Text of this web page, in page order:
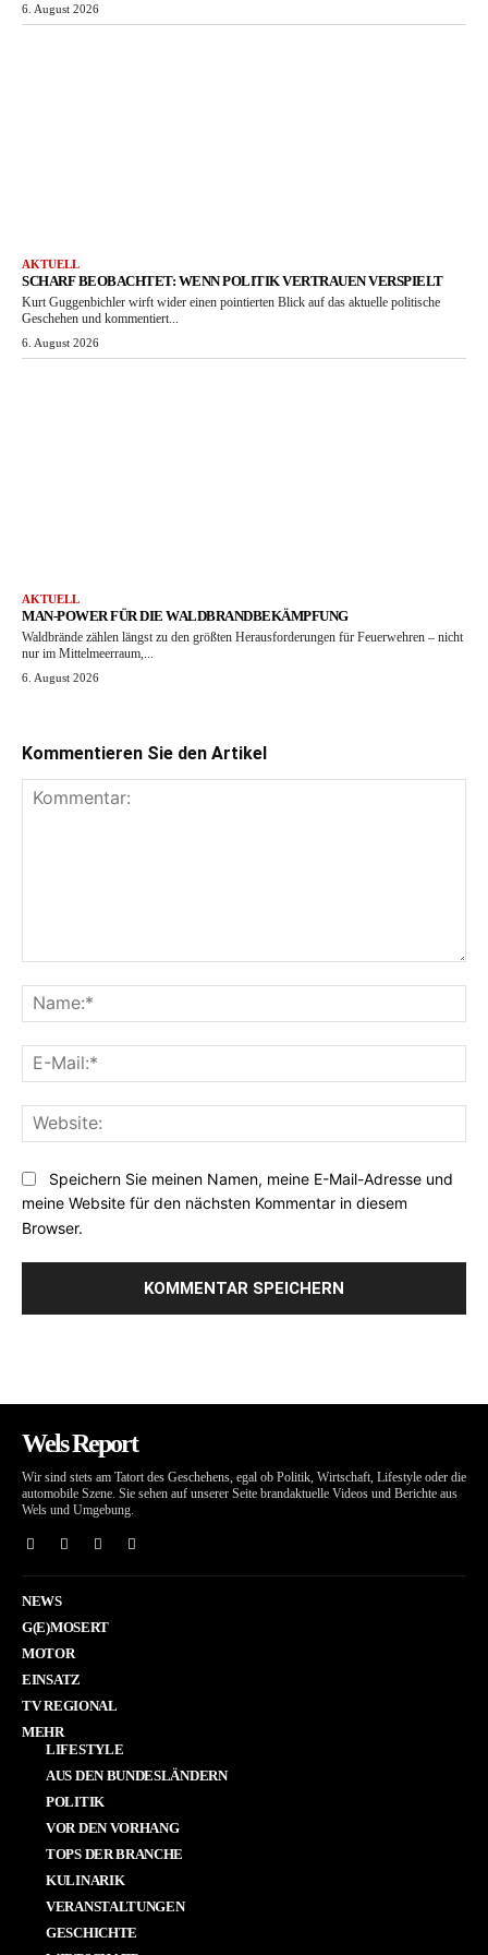
6. August 2026
AKTUELL
SCHARF BEOBACHTET: WENN POLITIK VERTRAUEN VERSPIELT
Kurt Guggenbichler wirft wider einen pointierten Blick auf das aktuelle politische
Geschehen und kommentiert...
6. August 2026
AKTUELL
MAN-POWER FÜR DIE WALDBRANDBEKÄMPFUNG
Waldbrände zählen längst zu den größten Herausforderungen für Feuerwehren – nicht
nur im Mittelmeerraum,...
6. August 2026
Kommentieren Sie den Artikel
Speichern Sie meinen Namen, meine E-Mail-Adresse und
meine Website für den nächsten Kommentar in diesem
Browser.
Wels Report
Wir sind stets am Tatort des Geschehens, egal ob Politik, Wirtschaft, Lifestyle oder die
automobile Szene. Sie sehen auf unserer Seite brandaktuelle Videos und Berichte aus
Wels und Umgebung.
NEWS
G(E)MOSERT
MOTOR
EINSATZ
TV REGIONAL
MEHR
LIFESTYLE
AUS DEN BUNDESLÄNDERN
POLITIK
VOR DEN VORHANG
TOPS DER BRANCHE
KULINARIK
VERANSTALTUNGEN
GESCHICHTE